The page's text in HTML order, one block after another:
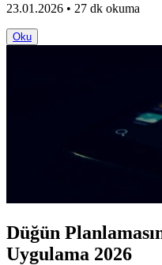
23.01.2026 • 27 dk okuma
Oku
Düğün
Uygulama 2026